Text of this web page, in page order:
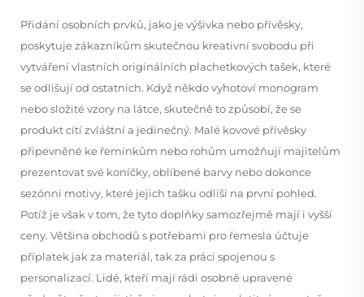
Přidání osobních prvků, jako je výšivka nebo přívěsky,
poskytuje zákazníkům skutečnou kreativní svobodu při
vytváření vlastních originálních plachetkových tašek, které
se odlišují od ostatních. Když někdo vyhotoví monogram
nebo složité vzory na látce, skutečně to způsobí, že se
produkt cítí zvláštní a jedinečný. Malé kovové přívěsky
připevněné ke řemínkům nebo rohům umožňují majitelům
prezentovat své koníčky, oblíbené barvy nebo dokonce
sezónní motivy, které jejich tašku odliší na první pohled.
Potíž je však v tom, že tyto doplňky samozřejmě mají i vyšší
ceny. Většina obchodů s potřebami pro řemesla účtuje
příplatek jak za materiál, tak za práci spojenou s
personalizací. Lidé, kteří mají rádi osobně upravené